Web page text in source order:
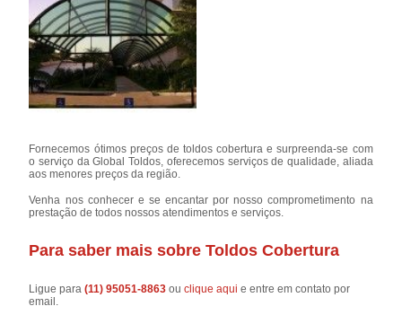
Fornecemos ótimos preços de toldos cobertura e surpreenda-se com
o serviço da Global Toldos, oferecemos serviços de qualidade, aliada
aos menores preços da região.
Venha nos conhecer e se encantar por nosso comprometimento na
prestação de todos nossos atendimentos e serviços.
Para saber mais sobre Toldos Cobertura
Ligue para(11) 95051-8863ouclique aqui e entre em contato por
email.